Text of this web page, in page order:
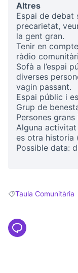
Altres
Espai de debat
precarietat,
la gent gran.
Tenir en
ràdio
Sofà a l’espai
diverses
vagin passant.
Espai públic i
Grup de
Persones grans
Alguna
es otra historia
Possible data:
Filter results for:
Taula Comunitària